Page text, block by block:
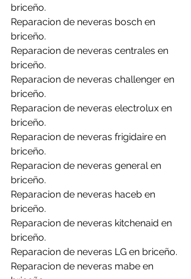
briceño.
Reparacion de neveras bosch en
briceño.
Reparacion de neveras centrales en
briceño.
Reparacion de neveras challenger en
briceño.
Reparacion de neveras electrolux en
briceño.
Reparacion de neveras frigidaire en
briceño.
Reparacion de neveras general en
briceño.
Reparacion de neveras haceb en
briceño.
Reparacion de neveras kitchenaid en
briceño.
Reparacion de neveras LG en briceño.
Reparacion de neveras mabe en